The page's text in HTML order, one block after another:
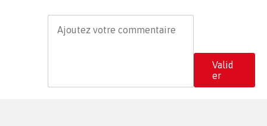
Valid
er